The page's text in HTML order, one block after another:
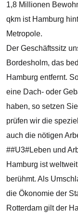
1,8 Millionen
qkm ist Hamburg
Metropole.
Der Geschäftssitz
Bordesholm, das
Hamburg entfernt.
eine Dach- oder
haben, so setzen
prüfen wir die
auch die nötigen
##U3#Leben und
Hamburg ist
berühmt. Als
die Ökonomie der
Rotterdam gilt der